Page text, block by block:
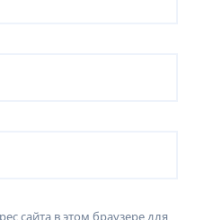
сайта в этом браузере для